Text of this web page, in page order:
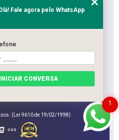
SOMOS
(Lei 9610 de 19/02/1998)
CSS
1
Fale agora pelo WhatsApp
INICIAR CONVERSA